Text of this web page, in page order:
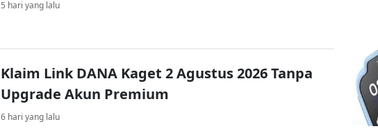
5 hari yang lalu
Klaim Link DANA Kaget 2 Agustus 2026 Tanpa
Upgrade Akun Premium
6 hari yang lalu